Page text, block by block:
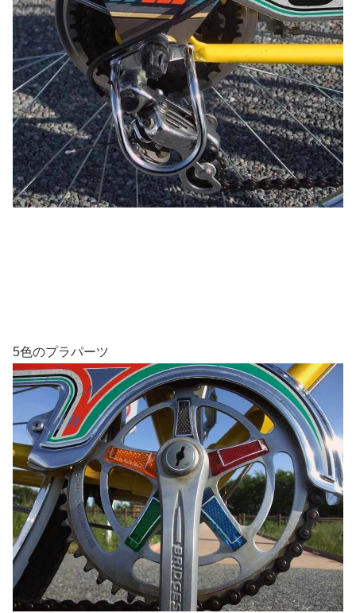
5色のプラパーツ